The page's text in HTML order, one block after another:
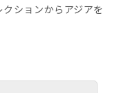
ションからアジアを